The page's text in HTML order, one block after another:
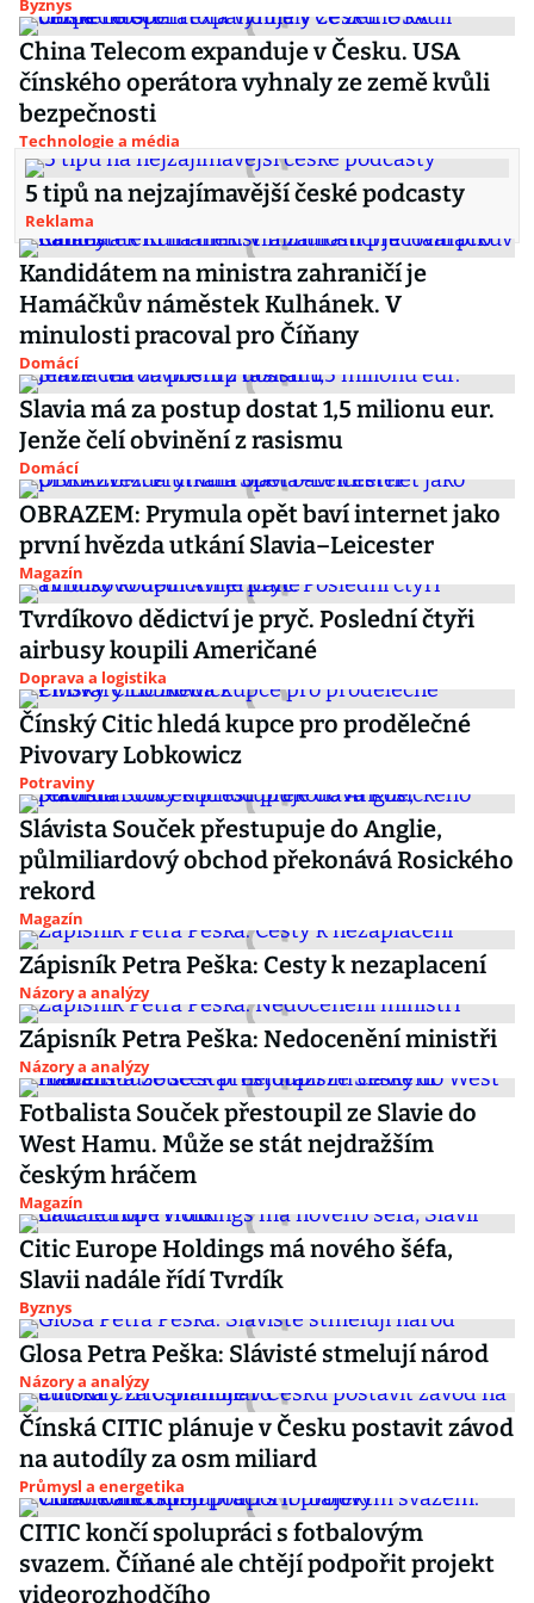
Byznys
China Telecom expanduje v Česku. USA
čínského operátora vyhnaly ze země kvůli
bezpečnosti
Technologie a média
5 tipů na nejzajímavější české podcasty
Reklama
Kandidátem na ministra zahraničí je
Hamáčkův náměstek Kulhánek. V
minulosti pracoval pro Číňany
Domácí
Slavia má za postup dostat 1,5 milionu eur.
Jenže čelí obvinění z rasismu
Domácí
OBRAZEM: Prymula opět baví internet jako
první hvězda utkání Slavia–Leicester
Magazín
Tvrdíkovo dědictví je pryč. Poslední čtyři
airbusy koupili Američané
Doprava a logistika
Čínský Citic hledá kupce pro prodělečné
Pivovary Lobkowicz
Potraviny
Slávista Souček přestupuje do Anglie,
půlmiliardový obchod překonává Rosického
rekord
Magazín
Zápisník Petra Peška: Cesty k nezaplacení
Názory a analýzy
Zápisník Petra Peška: Nedocenění ministři
Názory a analýzy
Fotbalista Souček přestoupil ze Slavie do
West Hamu. Může se stát nejdražším
českým hráčem
Magazín
Citic Europe Holdings má nového šéfa,
Slavii nadále řídí Tvrdík
Byznys
Glosa Petra Peška: Slávisté stmelují národ
Názory a analýzy
Čínská CITIC plánuje v Česku postavit závod
na autodíly za osm miliard
Průmysl a energetika
CITIC končí spolupráci s fotbalovým
svazem. Číňané ale chtějí podpořit projekt
videorozhodčího